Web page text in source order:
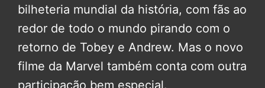
bilheteria mundial da história, com fãs ao
redor de todo o mundo pirando com o
retorno de Tobey e Andrew. Mas o novo
filme da Marvel também conta com outra
participação bem especial.